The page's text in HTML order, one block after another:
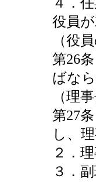
役員
（役
第26
ばなら
（理
第27
し、
２．
３．